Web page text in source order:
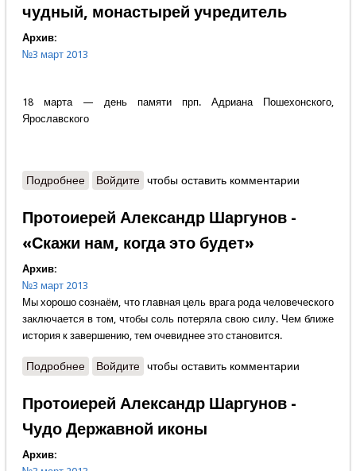
чудный, монастырей учредитель
Архив:
№3 март 2013
18 марта — день памяти прп. Адриана Пошехонского,
Ярославского
Подробнеео Наталья Лясковская - Изограф чудный,
Войдите чтобы оставить комментарии
Протоиерей Александр Шаргунов -
«Скажи нам, когда это будет»
Архив:
№3 март 2013
Мы хорошо сознаём, что главная цель врага рода человеческого
заключается в том, чтобы соль потеряла свою силу. Чем ближе
история к завершению, тем очевиднее это становится.
Подробнеео Протоиерей Александр Шаргунов - «Скажи нам,
Войдите чтобы оставить комментарии
Протоиерей Александр Шаргунов -
Чудо Державной иконы
Архив: